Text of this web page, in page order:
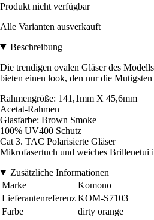
Produkt nicht verfügbar
Alle Varianten ausverkauft
Beschreibung
Die trendigen ovalen Gläser des
bieten einen look, den nur die
Rahmengröße: 141,1mm X 45,6mm
Acetat-Rahmen
Glasfarbe: Brown Smoke
100% UV400 Schutz
Cat 3. TAC Polarisierte Gläser
Mikrofasertuch und weiches Brillenetui
Zusätzliche Informationen
Marke
Komono
Lieferantenreferenz KOM-S7103
Farbe
dirty orange